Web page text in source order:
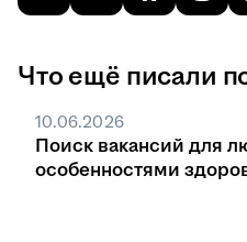
Что ещё писали
10.06.2026
Поиск вакансий для
особенностями